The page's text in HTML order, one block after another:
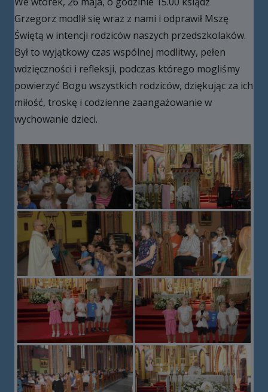
Grzegorz modlił się wraz z nami i odprawił Mszę
Świętą w intencji rodziców naszych przedszkolaków.
Był to wyjątkowy czas wspólnej modlitwy, pełen
wdzięczności i refleksji, podczas którego mogliśmy
powierzyć Bogu wszystkich rodziców, dziękując za ich
miłość, troskę i codzienne zaangażowanie w
wychowanie dzieci.